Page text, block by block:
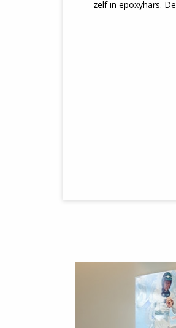
zelf in epoxyhars.